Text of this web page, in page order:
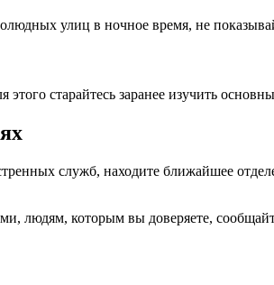
улиц в ночное время, не
старайтесь заранее изучить
служб, находите ближайшее
людям, которым вы доверяете,